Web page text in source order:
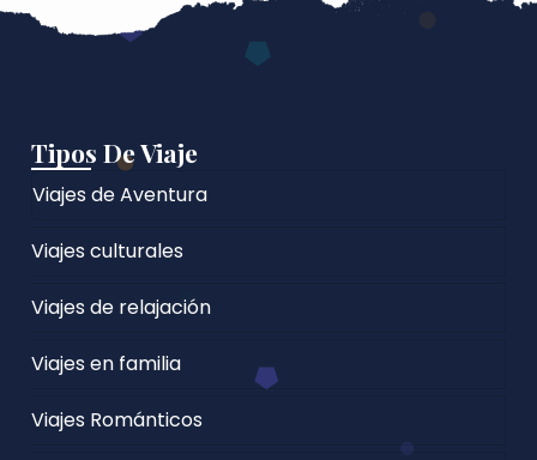
Tipos De Viaje
Viajes de Aventura
Viajes culturales
Viajes de relajación
Viajes en familia
Viajes Románticos